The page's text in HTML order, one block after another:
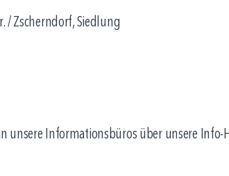
/ Zscherndorf, Siedlung
unsere Informationsbüros über unsere